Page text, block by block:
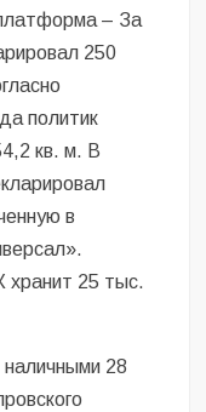
– За
250
политик
кв. м. В
в
25 тыс.
наличными 28